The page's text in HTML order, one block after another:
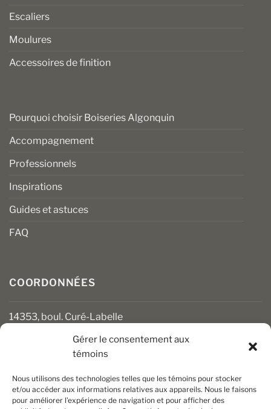
Gérer le consentement aux
témoins
Nous utilisons des technologies telles que les témoins pour stocker
et/ou accéder aux informations relatives aux appareils. Nous le faisons
pour améliorer l’expérience de navigation et pour afficher des
Escaliers
Moulures
Accessoires de finition
Pourquoi choisir Boiseries Algonquin
Accompagnement
Professionnels
Inspirations
Guides et astuces
FAQ
COORDONNÉES
14353, boul. Curé-Labelle
clients@boiseriesalgonquin.com